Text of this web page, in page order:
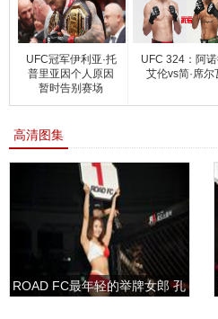
UFC冠军伊利亚·托
普里亚因个人原因
暂时告别赛场
UFC 324：阿诺
艾伦vs简·席尔
高清图集
ROAD FC最年轻的举牌女郎 孔